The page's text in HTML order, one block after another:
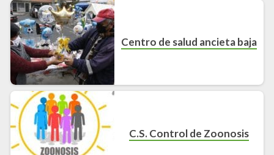
Centro de salud ancieta baja
C.S. Control de Zoonosis